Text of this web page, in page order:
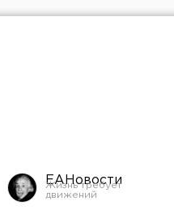
ЕАНовости